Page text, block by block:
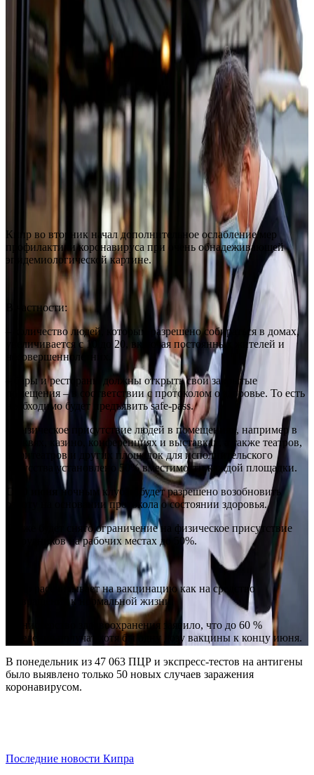
Кипр во вторник начал дополнительное ослабление мер
профилактики коронавируса при очень обнадеживающей
эпидемиологической картине.
В частности:
– количество людей, которым разрешено собираться в домах,
увеличивается с 10 до 20, включая постоянных жителей и
несовершеннолетних.
– бары и рестораны должны открыть свои закрытые
помещения – в соответствии с протоколом о здоровье. То есть
необходимо будет предъявить safe-pass.
– физическое присутствие людей в помещениях, например в
церквях, казино, конференциях и выставках, а также театров,
амфитеатров и других площадок для исполнительского
искусства установлено 50% вместимости каждой площадки.
С 10 июня
ночным клубам будет разрешено возобновить
работу на основании протокола о состоянии здоровья.
Также будет снято ограничение на физическое присутствие
сотрудников на рабочих местах до 50%.
Кипр рассчитывает на вакцинацию как на средство
возвращения к нормальной жизни.
Министерство здравоохранения заявило, что до 60 %
населения получат хотя бы одну дозу вакцины к концу июня.
В понедельник из 47 063 ПЦР и экспресс-тестов на антигены
было выявлено только 50 новых случаев заражения
коронавирусом.
Последние новости Кипра